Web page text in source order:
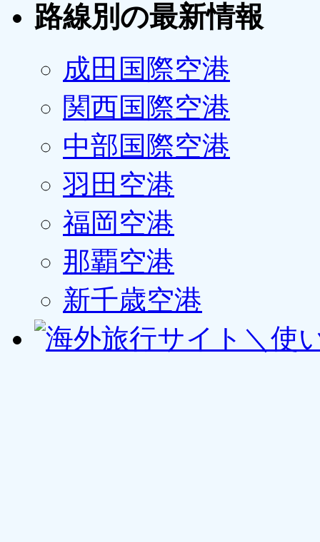
路線別の最新情報
成田国際空港
関西国際空港
中部国際空港
羽田空港
福岡空港
那覇空港
新千歳空港